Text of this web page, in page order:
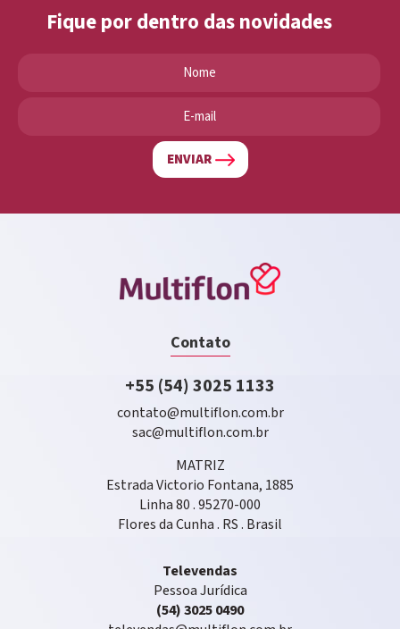
Fique por dentro das novidades
ENVIAR
Contato
+55 (54) 3025 1133
contato@multiflon.com.br
sac@multiflon.com.br
MATRIZ
Estrada Victorio Fontana, 1885
Linha 80 . 95270-000
Flores da Cunha . RS . Brasil
Televendas
Pessoa Jurídica
(54) 3025 0490